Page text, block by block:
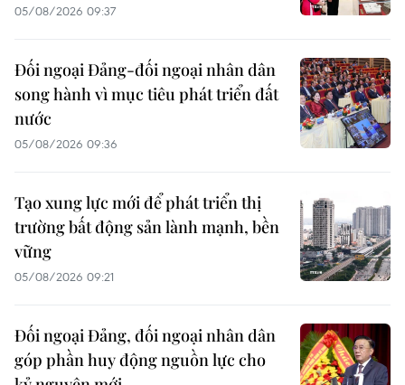
05/08/2026 09:37
Đối ngoại Đảng-đối ngoại nhân dân
song hành vì mục tiêu phát triển đất
nước
05/08/2026 09:36
Tạo xung lực mới để phát triển thị
trường bất động sản lành mạnh, bền
vững
05/08/2026 09:21
Đối ngoại Đảng, đối ngoại nhân dân
góp phần huy động nguồn lực cho